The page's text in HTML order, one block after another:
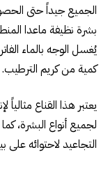
الجميع جيداً حتى
يُغسل الوجه بالماء
كمية من كريم الترطيب.
يعتبر هذا القناع
لجميع أنواع البشرة،
التجاعيد لاحتوائه